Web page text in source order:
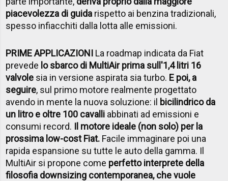
piacevolezza di guida rispetto ai benzina tradizionali,
spesso infiacchiti dalla lotta alle emissioni.
PRIME APPLICAZIONI La roadmap indicata da Fiat
prevede lo sbarco di MultiAir prima sull'1,4 litri 16
valvole sia in versione aspirata sia turbo. E poi, a
seguire, sul primo motore realmente progettato
avendo in mente la nuova soluzione: il bicilindrico da
un litro e oltre 100 cavalli abbinati ad emissioni e
consumi record. Il motore ideale (non solo) per la
prossima low-cost Fiat. Facile immaginare poi una
rapida espansione su tutte le auto della gamma. Il
MultiAir si propone come perfetto interprete della
filosofia downsizing contemporanea, che vuole